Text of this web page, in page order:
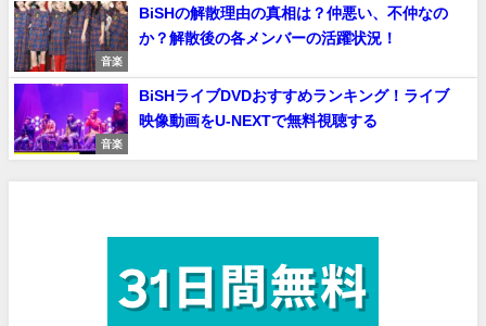
音楽
BiSHの解散理由の真相は？仲悪い、不仲なの
か？解散後の各メンバーの活躍状況！
音楽
BiSHライブDVDおすすめランキング！ライブ
映像動画をU-NEXTで無料視聴する